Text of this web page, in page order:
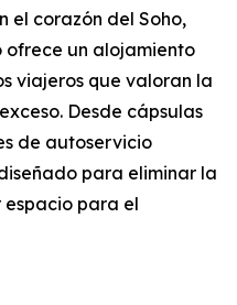
el corazón del Soho,
ofrece un alojamiento
viajeros que valoran la
Desde cápsulas
de autoservicio
para eliminar la
espacio para el